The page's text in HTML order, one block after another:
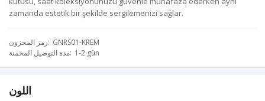
zamanda estetik bir şekilde sergilemenizi sağlar.
رمز المخزون GNRS01-KREM
مدة التوصيل المخمنة 1-2 gün
اللون